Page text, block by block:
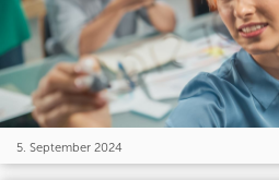
5. September 2024